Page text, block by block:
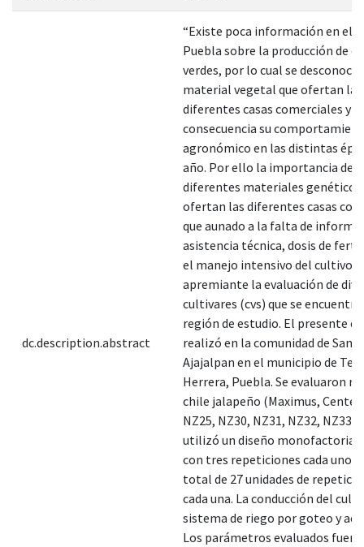
dc.description.abstract
“Existe poca información en el
Puebla sobre la producción de
verdes, por lo cual se desconoce
material vegetal que ofertan las
diferentes casas comerciales y
consecuencia su
agronómico en las distintas
año. Por ello la importancia de
diferentes materiales genéticos
ofertan las diferentes casas
que aunado a la falta de
asistencia técnica, dosis de
el manejo intensivo del cultivo
apremiante la evaluación de
cultivares (cvs) que se
región de estudio. El presente
realizó en la comunidad de San
Ajajalpan en el municipio de
Herrera, Puebla. Se evaluaron
chile jalapeño (Maximus,
NZ25, NZ30, NZ31, NZ32, NZ33,
utilizó un diseño monofactorial
con tres repeticiones cada uno,
total de 27 unidades de
cada una. La conducción del
sistema de riego por goteo y
Los parámetros evaluados